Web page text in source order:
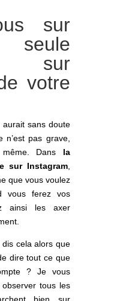
sur
sur
votre
sans doute
n’est pas grave,
Dans la
sur Instagram,
que vous voulez
vous ferez vos
ainsi les axer
alors que
dire tout ce que
? Je vous
tous les